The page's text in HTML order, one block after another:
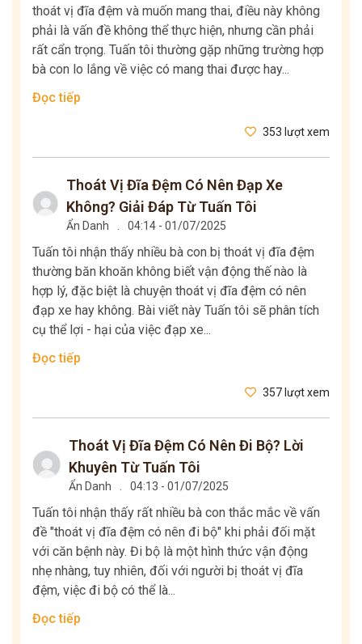
thoát vị đĩa đệm và muốn mang thai, điều này không
phải là vấn đề không thể thực hiện, nhưng cần phải
rất cẩn trọng. Tuấn tôi thường gặp những trường hợp
bà con lo lắng về việc có mang thai được hay...
Đọc tiếp
353 lượt xem
Thoát Vị Đĩa Đệm Có Nên Đạp Xe
Không? Giải Đáp Từ Tuấn Tôi
Ẩn Danh 04:14 - 01/07/2025
Tuấn tôi nhận thấy nhiều bà con bị thoát vị đĩa đệm
thường băn khoăn không biết vận động thế nào là
hợp lý, đặc biệt là chuyện thoát vị đĩa đệm có nên
đạp xe hay không. Bài viết này Tuấn tôi sẽ phân tích
cụ thể lợi - hại của việc đạp xe...
Đọc tiếp
357 lượt xem
Thoát Vị Đĩa Đệm Có Nên Đi Bộ? Lời
Khuyên Từ Tuấn Tôi
Ẩn Danh 04:13 - 01/07/2025
Tuấn tôi nhận thấy rất nhiều bà con thắc mắc về vấn
đề "thoát vị đĩa đệm có nên đi bộ" khi phải đối mặt
với căn bệnh này. Đi bộ là một hình thức vận động
nhẹ nhàng, tuy nhiên, đối với người bị thoát vị đĩa
đệm, việc đi bộ có thể là...
Đọc tiếp